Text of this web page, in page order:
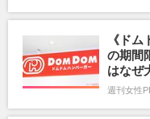
《ド
の期間
はなぜ
週刊女性